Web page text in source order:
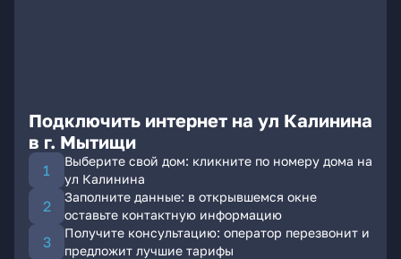
Подключить интернет на ул Калинина
в г. Мытищи
Выберите свой дом: кликните по номеру дома на
ул Калинина
Заполните данные: в открывшемся окне
оставьте контактную информацию
Получите консультацию: оператор перезвонит и
предложит лучшие тарифы